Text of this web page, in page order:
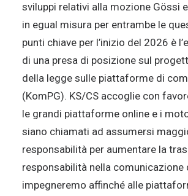
sviluppi relativi alla mozione Gössi
in egual misura per entrambe le
punti chiave per l’inizio del 2026 è
di una presa di posizione sul
della legge sulle piattaforme di
(KomPG). KS/CS accoglie con
le grandi piattaforme online e i
siano chiamati ad assumersi
responsabilità per aumentare la
responsabilità nella comunicazione
impegneremo affinché alle